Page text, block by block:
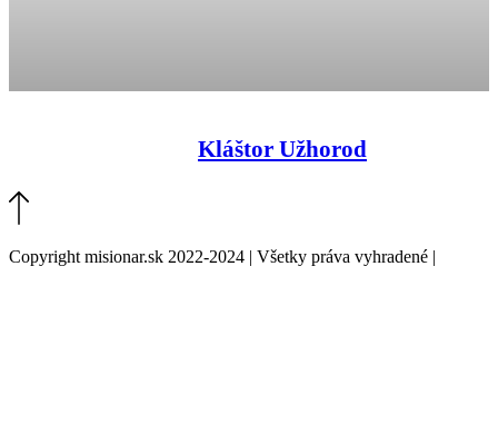
Kláštor Užhorod
Copyright misionar.sk 2022-2024 | Všetky práva vyhradené |